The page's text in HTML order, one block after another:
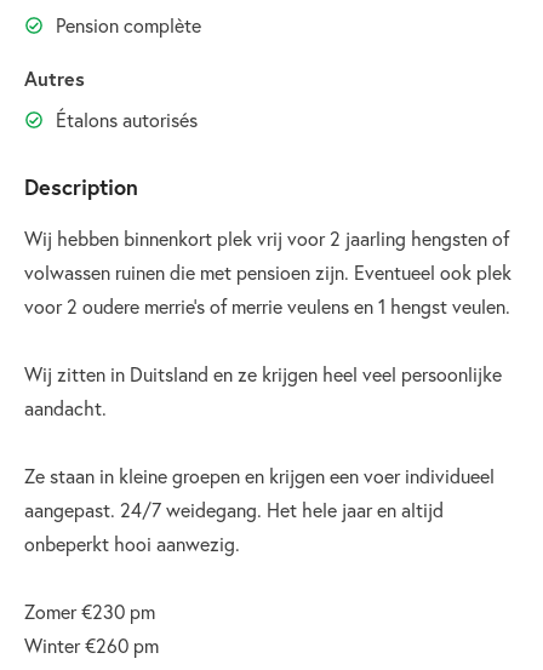
Pension complète
Autres
Étalons autorisés
Description
Wij hebben binnenkort plek vrij voor 2 jaarling hengsten of
volwassen ruinen die met pensioen zijn. Eventueel ook plek
voor 2 oudere merrie's of merrie veulens en 1 hengst veulen.
Wij zitten in Duitsland en ze krijgen heel veel persoonlijke
aandacht.
Ze staan in kleine groepen en krijgen een voer individueel
aangepast. 24/7 weidegang. Het hele jaar en altijd
onbeperkt hooi aanwezig.
Zomer €230 pm
Winter €260 pm